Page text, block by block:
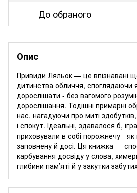
До обраного
Опис
Привиди Ляльок — це впізнавані
дитинства обличчя, споглядаючи
дорослішати - без вагомого
дорослішання. Тодішні примарні
нас, нагадуючи про миті
і спокут. Ідеальні, здавалося б,
приховували в собі порожнечу -
заповнену й досі. Ця книжка —
карбування досвіду у слова,
глибини пам’яті й у закутки